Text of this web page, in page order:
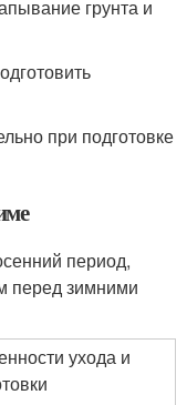
грунта и
при подготовке
период,
перед зимними
ухода и